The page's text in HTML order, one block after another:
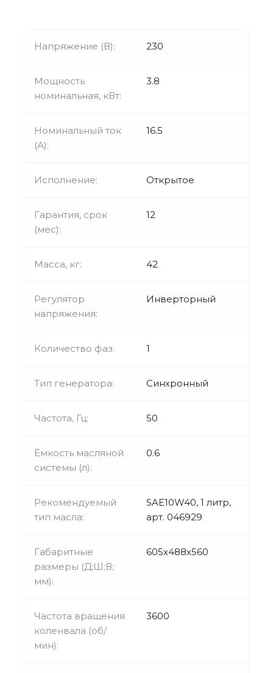
Напряжение (В): 230
Мощность
номинальная, кВт:
3.8
Номинальный ток
(А):
16.5
Исполнение: Открытое
Гарантия, срок
(мес):
12
Масса, кг: 42
Регулятор
напряжения:
Инверторный
Количество фаз: 1
Тип генератора: Синхронный
Частота, Гц: 50
Ёмкость масляной
системы (л):
0.6
Рекомендуемый
тип масла:
SAE10W40, 1 литр,
арт. 046929
Габаритные
размеры (Д;Ш;В;
мм):
605х488х560
Частота вращения
коленвала (об/
мин):
3600